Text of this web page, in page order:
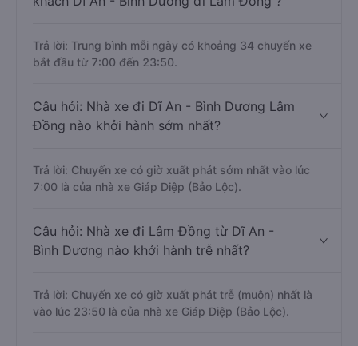
Trả lời: Trung bình mỗi ngày có khoảng 34 chuyến xe
bắt đầu từ 7:00 đến 23:50.
Câu hỏi: Nhà xe đi Dĩ An - Bình Dương Lâm
Đồng nào khởi hành sớm nhất?
Trả lời: Chuyến xe có giờ xuất phát sớm nhất vào lúc
7:00 là của nhà xe Giáp Diệp (Bảo Lộc).
Câu hỏi: Nhà xe đi Lâm Đồng từ Dĩ An -
Bình Dương nào khởi hành trễ nhất?
Trả lời: Chuyến xe có giờ xuất phát trễ (muộn) nhất là
vào lúc 23:50 là của nhà xe Giáp Diệp (Bảo Lộc).